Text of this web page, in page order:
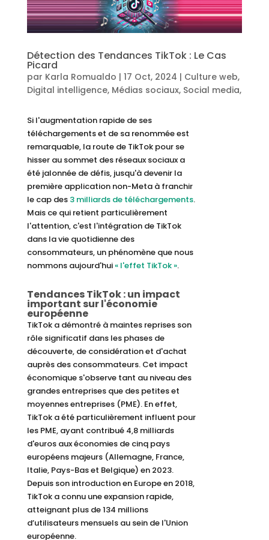
Détection des Tendances TikTok : Le Cas
Picard
par Karla Romualdo | 17 Oct, 2024 | Culture web,
Digital intelligence, Médias sociaux, Social media,
Si l'augmentation rapide de ses
téléchargements et de sa renommée est
remarquable, la route de TikTok pour se
hisser au sommet des réseaux sociaux a
été jalonnée de défis, jusqu'à devenir la
première application non-Meta à franchir
le cap des 3 milliards de téléchargements.
Mais ce qui retient particulièrement
l'attention, c'est l'intégration de TikTok
dans la vie quotidienne des
consommateurs, un phénomène que nous
nommons aujourd'hui« l'effet TikTok ».
Tendances TikTok : un impact
important sur l'économie
européenne
TikTok a démontré à maintes reprises son
rôle significatif dans les phases de
découverte, de considération et d'achat
auprès des consommateurs. Cet impact
économique s'observe tant au niveau des
grandes entreprises que des petites et
moyennes entreprises (PME). En effet,
TikTok a été particulièrement influent pour
les PME, ayant contribué 4,8 milliards
d'euros aux économies de cinq pays
européens majeurs (Allemagne, France,
Italie, Pays-Bas et Belgique) en 2023.
Depuis son introduction en Europe en 2018,
TikTok a connu une expansion rapide,
atteignant plus de 134 millions
d’utilisateurs mensuels au sein de l'Union
européenne.